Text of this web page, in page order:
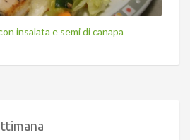
insalata e semi di canapa